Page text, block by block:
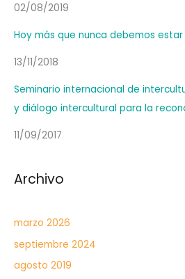
02/08/2019
Hoy más que nunca debemos
13/11/2018
Seminario internacional de
y diálogo intercultural para la
11/09/2017
Archivo
marzo 2026
septiembre 2024
agosto 2019